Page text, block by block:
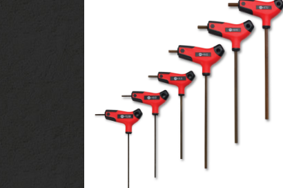
塗装・板金・溶接
ツールセット
ツールセット